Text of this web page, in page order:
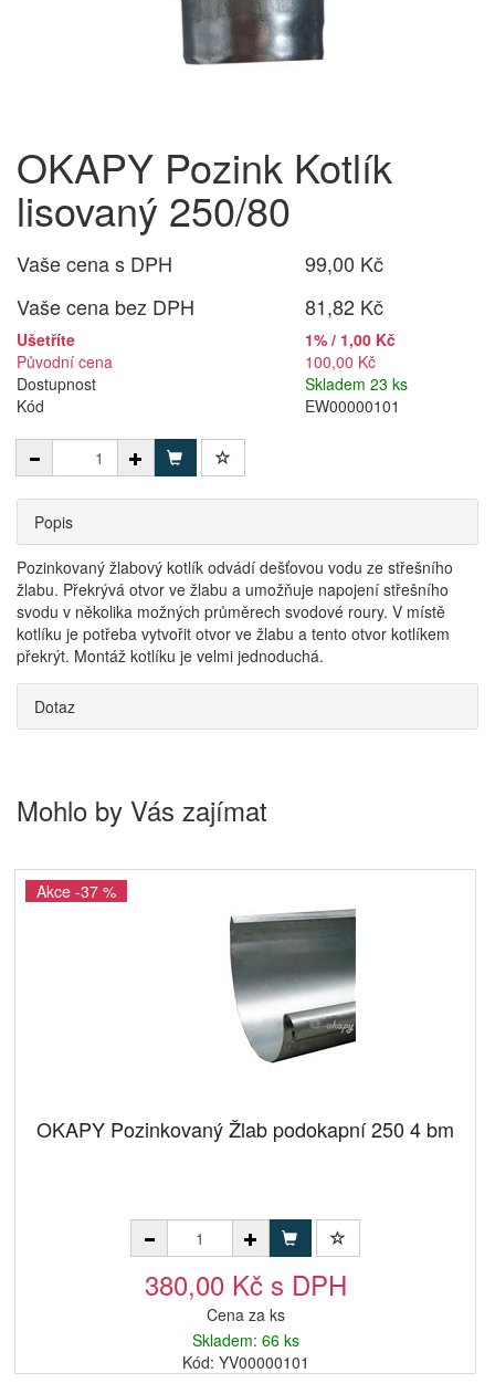
OKAPY Pozink Kotlík
lisovaný 250/80
Vaše cena s DPH
99,00 Kč
Vaše cena bez DPH
81,82 Kč
Ušetříte
1% / 1,00 Kč
Původní cena
100,00 Kč
Dostupnost
Skladem 23 ks
Kód
EW00000101
Popis
Pozinkovaný žlabový kotlík odvádí dešťovou vodu ze střešního
žlabu. Překrývá otvor ve žlabu a umožňuje napojení střešního
svodu v několika možných průměrech svodové roury. V místě
kotlíku je potřeba vytvořit otvor ve žlabu a tento otvor kotlíkem
překrýt. Montáž kotlíku je velmi jednoduchá.
Dotaz
Mohlo by Vás zajímat
Akce -37 %
OKAPY Pozinkovaný Žlab podokapní 250 4 bm
380,00 Kč s DPH
Cena za ks
Skladem: 66 ks
Kód: YV00000101